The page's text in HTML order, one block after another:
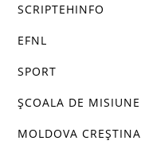
SCRIPTEHINFO
EFNL
SPORT
ȘCOALA DE MISIUNE
MOLDOVA CREȘTINA